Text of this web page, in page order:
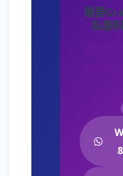
需要
私廚